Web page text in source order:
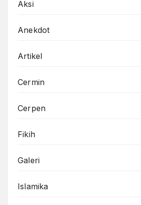
Aksi
Anekdot
Artikel
Cermin
Cerpen
Fikih
Galeri
Islamika